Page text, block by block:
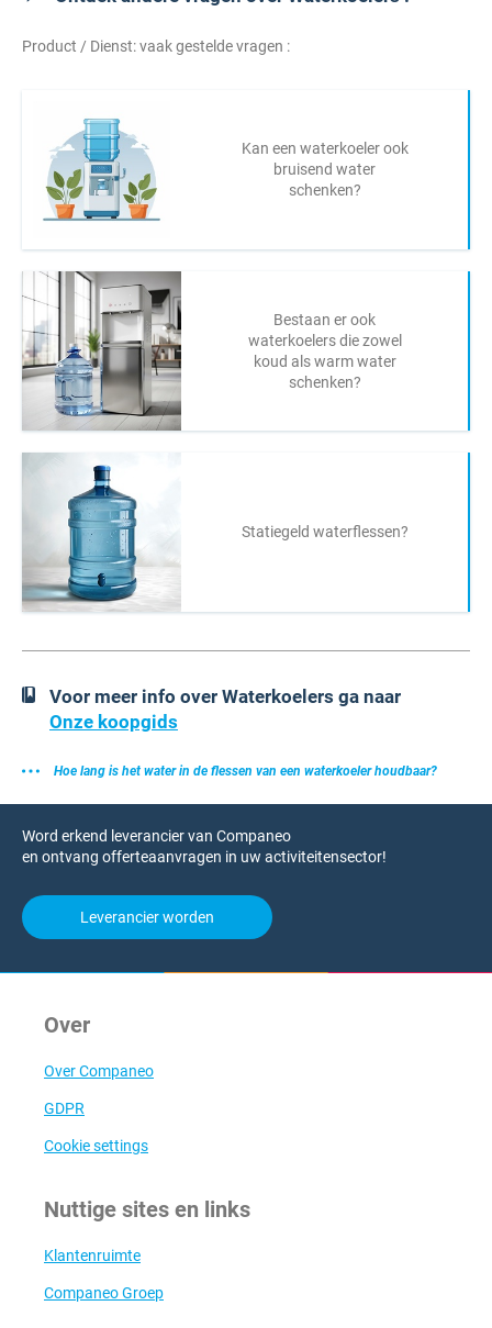
Product / Dienst: vaak gestelde vragen :
Kan een waterkoeler ook
bruisend water
schenken?
Bestaan er ook
waterkoelers die zowel
koud als warm water
schenken?
Statiegeld waterflessen?
Voor meer info over Waterkoelers ga naar
Onze koopgids
Hoe lang is het water in de flessen van een waterkoeler houdbaar?
Word erkend leverancier van Companeo
en ontvang offerteaanvragen in uw activiteitensector!
Leverancier worden
Over
Over Companeo
GDPR
Cookie settings
Nuttige sites en links
Klantenruimte
Companeo Groep